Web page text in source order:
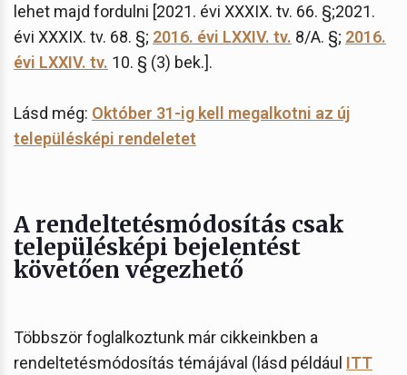
lehet majd fordulni [2021. évi XXXIX. tv. 66. §;2021.
évi XXXIX. tv. 68. §; 2016. évi LXXIV. tv. 8/A. §; 2016.
évi LXXIV. tv. 10. § (3) bek.].
Lásd még: Október 31-ig kell megalkotni az új
településképi rendeletet
A rendeltetésmódosítás csak
településképi bejelentést
követően végezhető
Többször foglalkoztunk már cikkeinkben a
rendeltetésmódosítás témájával (lásd például ITT